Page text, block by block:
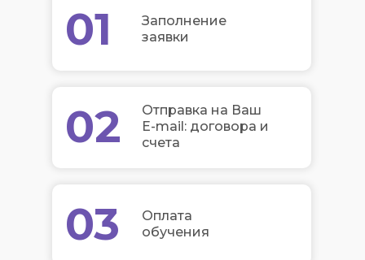
01
02
03
Заполнение
заявки
Отправка на Ваш
E-mail: договора и
счета
Оплата
обучения